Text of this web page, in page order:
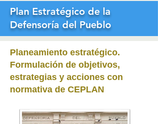
Plan Estratégico de la
Defensoría del Pueblo
Planeamiento estratégico.
Formulación de objetivos,
estrategias y acciones con
normativa de CEPLAN